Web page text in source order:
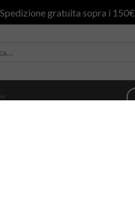
Spedizione gratuita sopra i 150€